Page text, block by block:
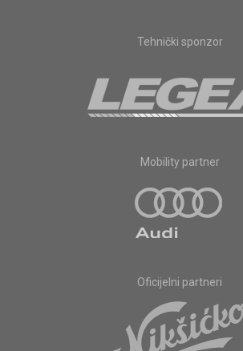
Tehnički sponzor
Mobility partner
Oficijelni partneri